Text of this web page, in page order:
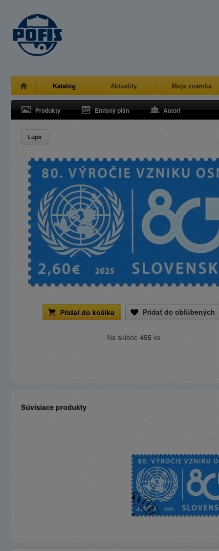
Katalóg Aktuality Moja známka
Produkty Emisný plán Autori
Lupa
Pridať do košíka Pridať do obľúbených
Na sklade 455 ks
Súvisiace produkty